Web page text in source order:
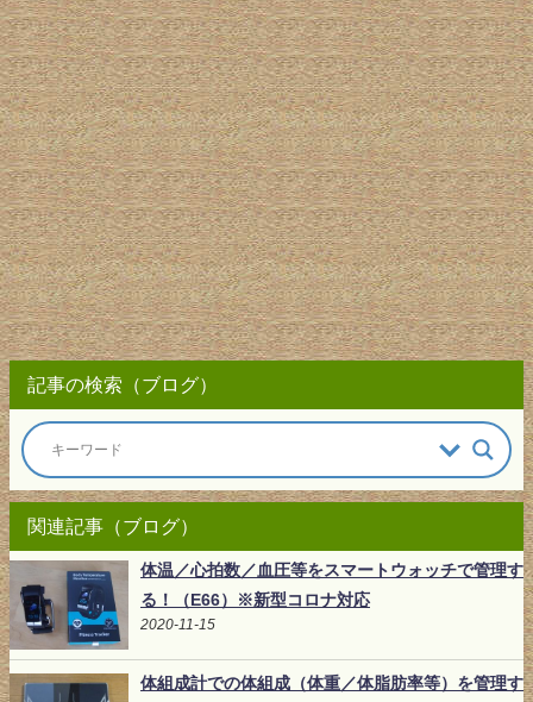
記事の検索（ブログ）
関連記事（ブログ）
体温／心拍数／血圧等をスマートウォッチで管理す
る！（E66）※新型コロナ対応
2020-11-15
体組成計での体組成（体重／体脂肪率等）を管理す